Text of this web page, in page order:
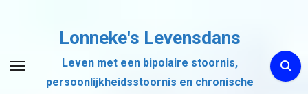
inhoud
Lonneke's Levensdans
Leven met een bipolaire stoornis,
persoonlijkheidsstoornis en chronische